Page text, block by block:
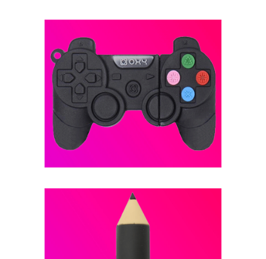
فلش مموری عروسکی -- کد B28
فلش مموری عروسکی -- کد B27